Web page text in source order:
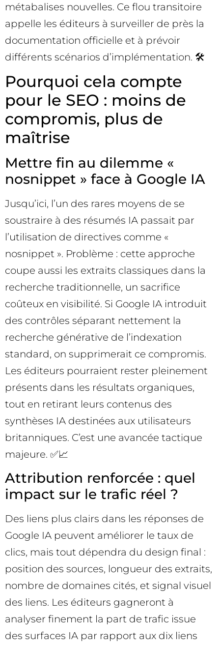
métabalises nouvelles. Ce flou transitoire
appelle les éditeurs à surveiller de près la
documentation officielle et à prévoir
différents scénarios d’implémentation. 🛠️
Pourquoi cela compte
pour le SEO : moins de
compromis, plus de
maîtrise
Mettre fin au dilemme «
nosnippet » face à Google IA
Jusqu’ici, l’un des rares moyens de se
soustraire à des résumés IA passait par
l’utilisation de directives comme «
nosnippet ». Problème : cette approche
coupe aussi les extraits classiques dans la
recherche traditionnelle, un sacrifice
coûteux en visibilité. Si Google IA introduit
des contrôles séparant nettement la
recherche générative de l’indexation
standard, on supprimerait ce compromis.
Les éditeurs pourraient rester pleinement
présents dans les résultats organiques,
tout en retirant leurs contenus des
synthèses IA destinées aux utilisateurs
britanniques. C’est une avancée tactique
majeure. ✅📈
Attribution renforcée : quel
impact sur le trafic réel ?
Des liens plus clairs dans les réponses de
Google IA peuvent améliorer le taux de
clics, mais tout dépendra du design final :
position des sources, longueur des extraits,
nombre de domaines cités, et signal visuel
des liens. Les éditeurs gagneront à
analyser finement la part de trafic issue
des surfaces IA par rapport aux dix liens